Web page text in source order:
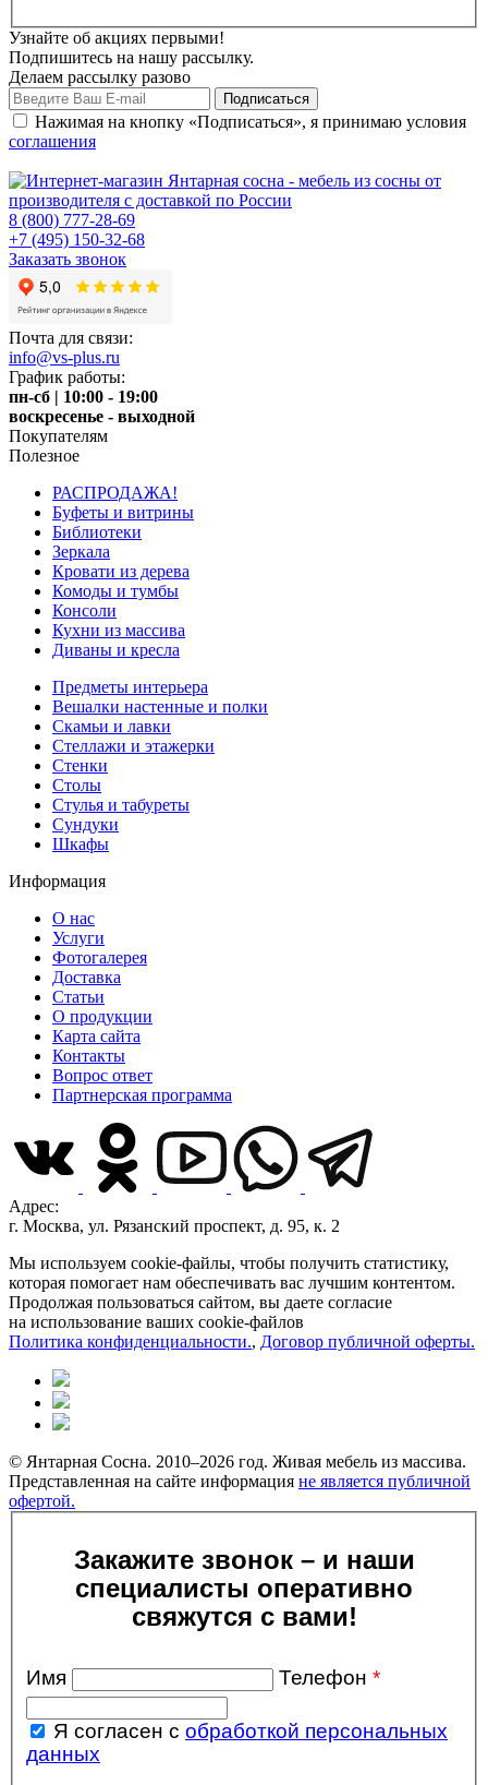
Узнайте об акциях первыми!
Подпишитесь на нашу рассылку.
Делаем рассылку разово
Нажимая на кнопку «Подписаться», я принимаю условия
соглашения
8 (800) 777-28-69
+7 (495) 150-32-68
Заказать звонок
Почта для связи:
info@vs-plus.ru
График работы:
пн-сб | 10:00 - 19:00
воскресенье - выходной
Покупателям
Полезное
РАСПРОДАЖА!
Буфеты и витрины
Библиотеки
Зеркала
Кровати из дерева
Комоды и тумбы
Консоли
Кухни из массива
Диваны и кресла
Предметы интерьера
Вешалки настенные и полки
Скамьи и лавки
Стеллажи и этажерки
Стенки
Столы
Стулья и табуреты
Сундуки
Шкафы
Информация
О нас
Услуги
Фотогалерея
Доставка
Статьи
О продукции
Карта сайта
Контакты
Вопрос ответ
Партнерская программа
Адрес:
г. Москва, ул. Рязанский проспект, д. 95, к. 2
Мы используем cookie-файлы, чтобы получить статистику,
которая помогает нам обеспечивать вас лучшим контентом.
Продолжая пользоваться сайтом, вы даете согласие
на использование ваших cookie-файлов
Политика конфиденциальности., Договор публичной оферты.
© Янтарная Сосна. 2010–2026 год. Живая мебель из массива.
Представленная на сайте информация не является публичной
офертой.
Закажите звонок – и наши
специалисты оперативно
свяжутся с вами!
Имя Телефон *
Я согласен с обработкой персональных
данных